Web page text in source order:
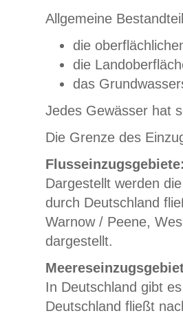
Allgemeine
die
die
das
Jedes Gewässer hat
Die Grenze des
Dargestellt werden
durch Deutschland
Warnow / Peene,
dargestellt.
In Deutschland gibt
Deutschland fließt